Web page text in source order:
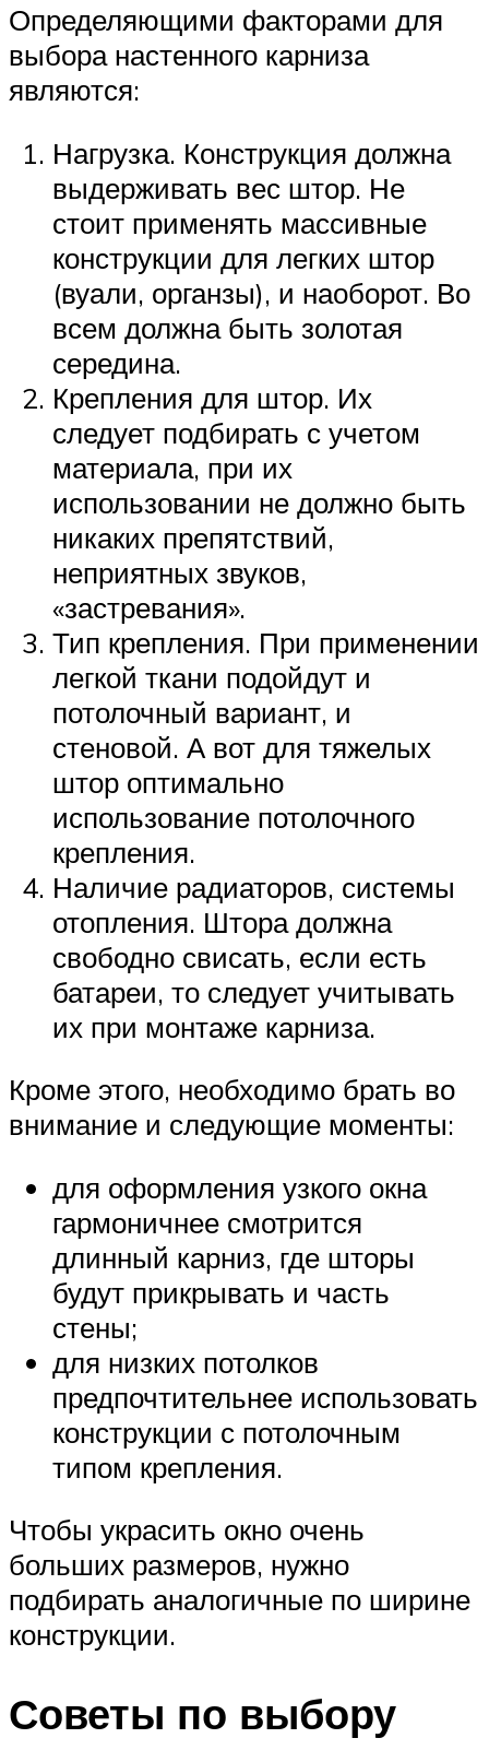
Определяющими факторами для
выбора настенного карниза
являются:
Нагрузка. Конструкция должна
выдерживать вес штор. Не
стоит применять массивные
конструкции для легких штор
(вуали, органзы), и наоборот. Во
всем должна быть золотая
середина.
Крепления для штор. Их
следует подбирать с учетом
материала, при их
использовании не должно быть
никаких препятствий,
неприятных звуков,
«застревания».
Тип крепления. При применении
легкой ткани подойдут и
потолочный вариант, и
стеновой. А вот для тяжелых
штор оптимально
использование потолочного
крепления.
Наличие радиаторов, системы
отопления. Штора должна
свободно свисать, если есть
батареи, то следует учитывать
их при монтаже карниза.
Кроме этого, необходимо брать во
внимание и следующие моменты:
для оформления узкого окна
гармоничнее смотрится
длинный карниз, где шторы
будут прикрывать и часть
стены;
для низких потолков
предпочтительнее использовать
конструкции с потолочным
типом крепления.
Чтобы украсить окно очень
больших размеров, нужно
подбирать аналогичные по ширине
конструкции.
Советы по выбору